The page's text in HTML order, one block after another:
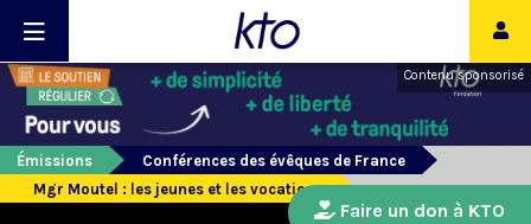
Contenu sponsorisé
Émissions
Conférences des évêques de France
Mgr Moutel : les jeunes et les vocations
Faire un don à KTO